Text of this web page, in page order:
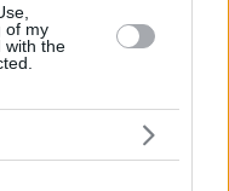
of my
with the